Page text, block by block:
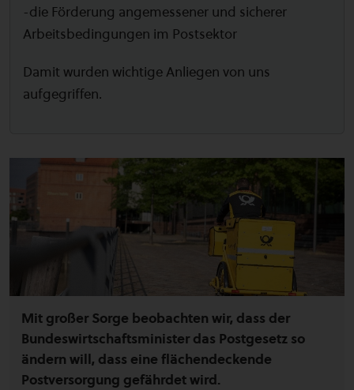
-die Förderung angemessener und sicherer
Arbeitsbedingungen im Postsektor
Damit wurden wichtige Anliegen von uns
aufgegriffen.
Mit großer Sorge beobachten wir, dass der
Bundeswirtschaftsminister das Postgesetz so
ändern will, dass eine flächendeckende
Postversorgung gefährdet wird.